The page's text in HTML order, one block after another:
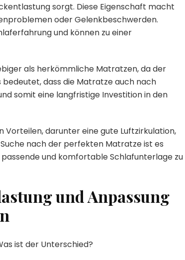
sorgt. Diese Eigenschaft macht
oder Gelenkbeschwerden.
und können zu einer
als herkömmliche Matratzen, da der
dass die Matratze auch nach
somit eine langfristige Investition in den
darunter eine gute Luftzirkulation,
nach der perfekten Matratze ist es
und komfortable Schlafunterlage zu
und Anpassung
ist der Unterschied?